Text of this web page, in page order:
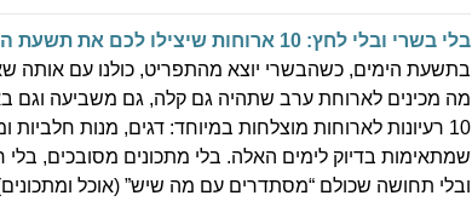
בלי בשרי ובלי לחץ: 10 ארוחות שיצילו לכם את תשעת הימים
בתשעת הימים, כשהבשרי יוצא מהתפריט, כולנו עם אותה
מה מכינים לארוחת ערב שתהיה גם קלה, גם משביעה וגם
10 רעיונות לארוחות מוצלחות במיוחד: דגים, מנות חלביות
שמתאימות בדיוק לימים האלה. בלי מתכונים מסובכים, בלי
ובלי תחושה שכולם “מסתדרים עם מה שיש” (אוכל